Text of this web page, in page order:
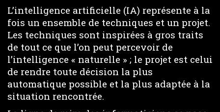
L’intelligence artificielle (IA) représente à la
fois un ensemble de techniques et un projet.
Les techniques sont inspirées à gros traits
de tout ce que l’on peut percevoir de
l’intelligence « naturelle » ; le projet est celui
de rendre toute décision la plus
automatique possible et la plus adaptée à la
situation rencontrée.